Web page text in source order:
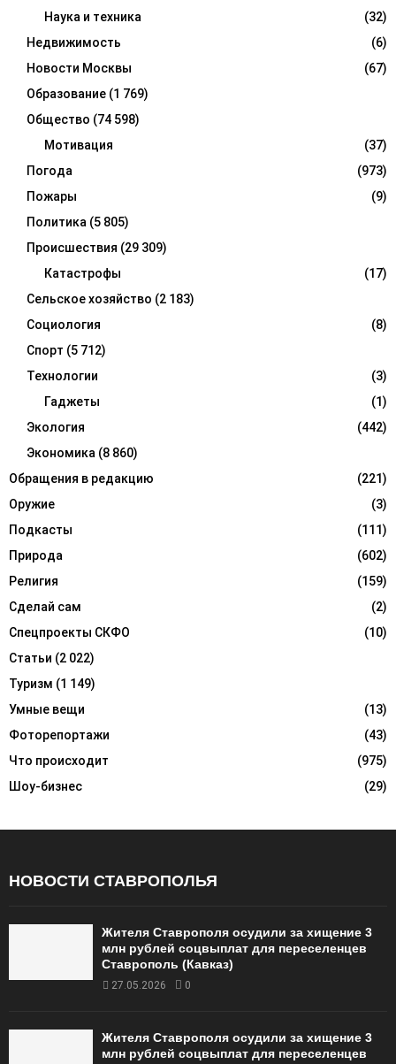
Наука и техника
(32)
Недвижимость
(6)
Новости Москвы
(67)
Образование (1 769)
Общество (74 598)
Мотивация
(37)
Погода
(973)
Пожары
(9)
Политика (5 805)
Происшествия (29 309)
Катастрофы
(17)
Сельское хозяйство (2 183)
Социология
(8)
Спорт (5 712)
Технологии
(3)
Гаджеты
(1)
Экология
(442)
Экономика (8 860)
Обращения в редакцию
(221)
Оружие
(3)
Подкасты
(111)
Природа
(602)
Религия
(159)
Сделай сам
(2)
Спецпроекты СКФО
(10)
Статьи (2 022)
Туризм (1 149)
Умные вещи
(13)
Фоторепортажи
(43)
Что происходит
(975)
Шоу-бизнес
(29)
НОВОСТИ СТАВРОПОЛЬЯ
Жителя Ставрополя осудили за хищение 3
млн рублей соцвыплат для переселенцев
Ставрополь (Кавказ)
27.05.2026 0
Жителя Ставрополя осудили за хищение 3
млн рублей соцвыплат для переселенцев